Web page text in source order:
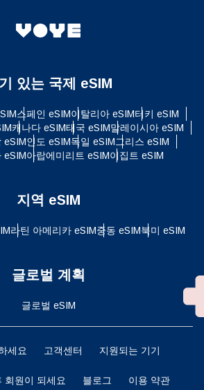
있는 국제 eSIM
스페인 eSIM이탈리아 eSIM터키 eSIM
캐나다 eSIM태국 eSIM말레이시아 eSIM
eSIM인도 eSIM독일 eSIM그리스 eSIM
eSIM아랍에미리트 eSIM이집트 eSIM
지역 eSIM
라틴 아메리카 eSIM중동 eSIM북미 eSIM
글로벌 계획
글로벌 eSIM
세요 고객센터 지원되는 기기
회원이 되세요 블로그 이용 약관